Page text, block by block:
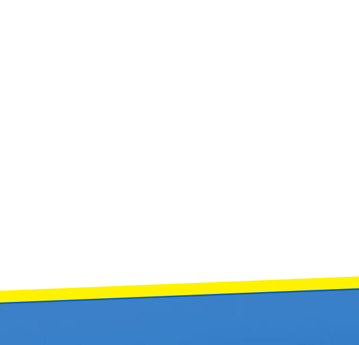
กการภารโรง (คนสวน) จำนวน 1 อัตรา และ นักการภารโรง (ช่างทั่วไป) จำนวน 1 อัตรา